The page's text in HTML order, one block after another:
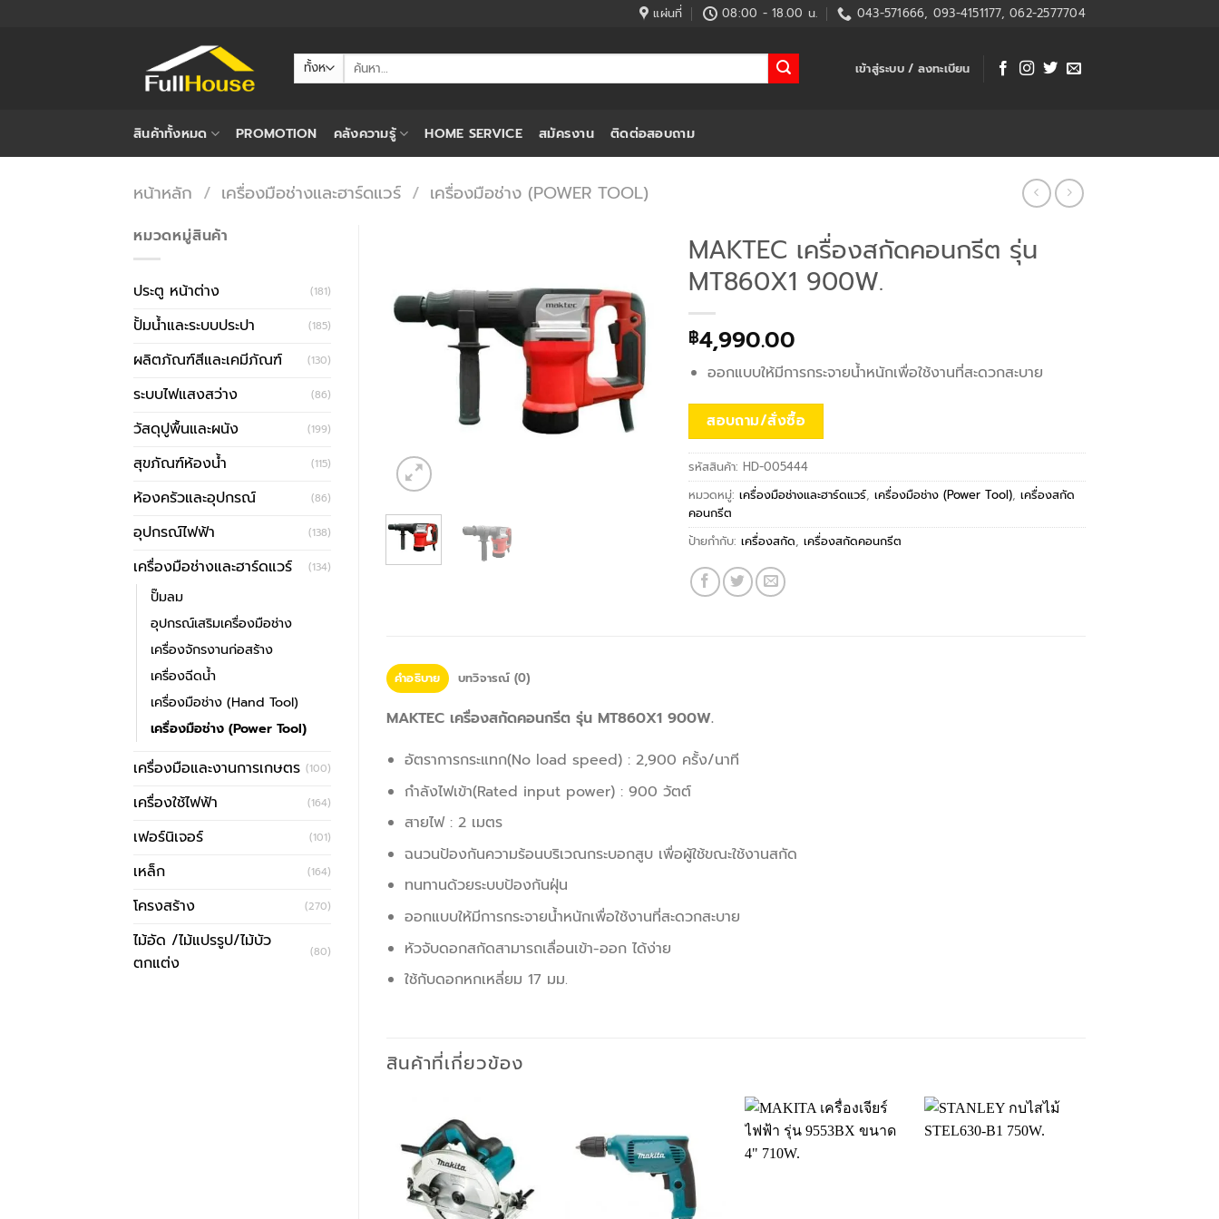
แผ่นที่ 08:00 - 18.00 น. 043-571666, 093-4151177, 062-2577704
ค้นหา: เข้าสู่ระบบ / ลงทะเบียน
สินค้าทั้งหมด PROMOTION คลังความรู้ HOME SERVICE สมัครงาน ติดต่อสอบถาม
หน้าหลัก / เครื่องมือช่างและฮาร์ดแวร์ / เครื่องมือช่าง (POWER TOOL)
หมวดหมู่สินค้า
ประตู หน้าต่าง (181)
ปั้มน้ำและระบบประปา (185)
ผลิตภัณฑ์สีและเคมีภัณฑ์ (130)
ระบบไฟแสงสว่าง (86)
วัสดุปูพื้นและผนัง (199)
สุขภัณฑ์ห้องน้ำ (115)
ห้องครัวและอุปกรณ์ (86)
อุปกรณ์ไฟฟ้า (138)
เครื่องมือช่างและฮาร์ดแวร์ (134)
ปั๊มลม
อุปกรณ์เสริมเครื่องมือช่าง
เครื่องจักรงานก่อสร้าง
เครื่องฉีดน้ำ
เครื่องมือช่าง (Hand Tool)
เครื่องมือช่าง (Power Tool)
เครื่องมือและงานการเกษตร (100)
เครื่องใช้ไฟฟ้า (164)
เฟอร์นิเจอร์ (101)
เหล็ก (164)
โครงสร้าง (270)
ไม้อัด /ไม้แปรรูป/ไม้บัว
ตกแต่ง
(80)
MAKTEC เครื่องสกัดคอนกรีต รุ่น
MT860X1 900W.
฿4,990.00
ออกแบบให้มีการกระจายน้ำหนักเพื่อใช้งานที่สะดวกสะบาย
สอบถาม/สั่งซื้อ
รหัสสินค้า:HD-005444
หมวดหมู่:เครื่องมือช่างและฮาร์ดแวร์,เครื่องมือช่าง (Power Tool),เครื่องสกัด
คอนกรีต
ป้ายกำกับ:เครื่องสกัด,เครื่องสกัดคอนกรีต
คำอธิบาย บทวิจารณ์ (0)
MAKTEC เครื่องสกัดคอนกรีต รุ่น MT860X1 900W.
อัตราการกระแทก(No load speed) : 2,900 ครั้ง/นาที
กำลังไฟเข้า(Rated input power) : 900 วัตต์
สายไฟ : 2 เมตร
ฉนวนป้องกันความร้อนบริเวณกระบอกสูบ เพื่อผู้ใช้ขณะใช้งานสกัด
ทนทานด้วยระบบป้องกันฝุ่น
ออกแบบให้มีการกระจายน้ำหนักเพื่อใช้งานที่สะดวกสะบาย
หัวจับดอกสกัดสามารถเลื่อนเข้า-ออก ได้ง่าย
ใช้กับดอกหกเหลี่ยม 17 มม.
สินค้าที่เกี่ยวข้อง